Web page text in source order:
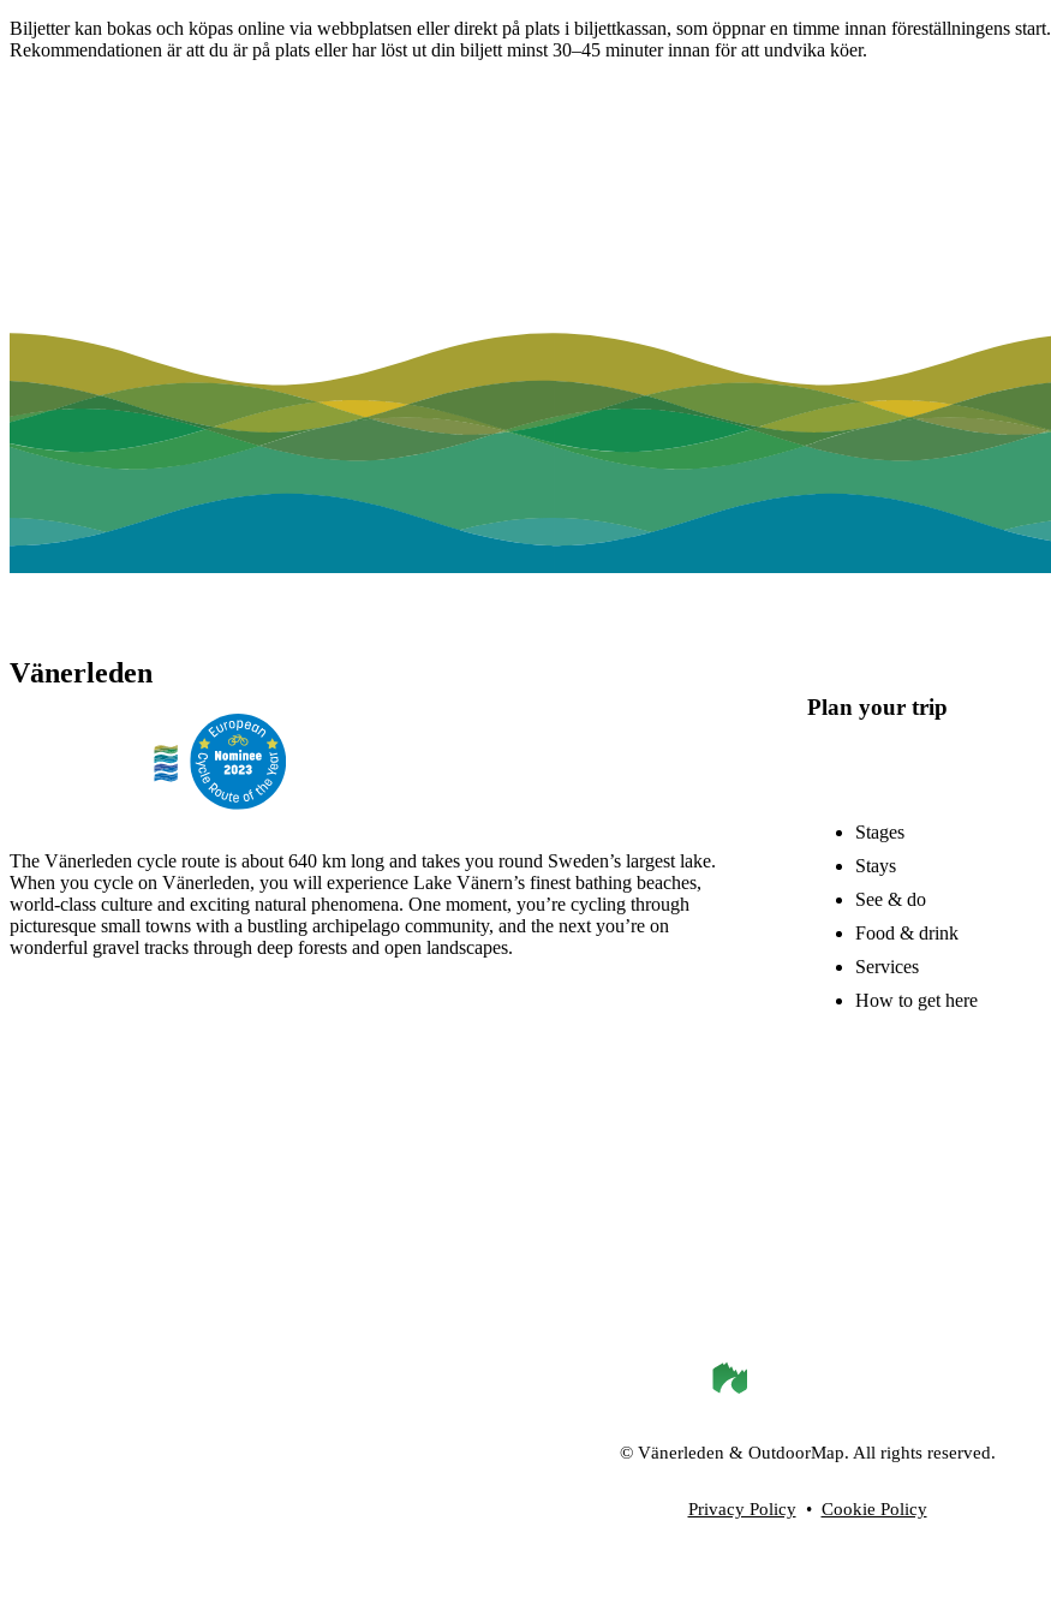
Biljetter kan bokas och köpas online via webbplatsen eller direkt på plats i biljettkassan, som öppnar en timme innan föreställningens start.
Rekommendationen är att du är på plats eller har löst ut din biljett minst 30–45 minuter innan för att undvika köer.
Vänerleden
The Vänerleden cycle route is about 640 km long and takes you round Sweden’s largest lake.
When you cycle on Vänerleden, you will experience Lake Vänern’s finest bathing beaches,
world-class culture and exciting natural phenomena. One moment, you’re cycling through
picturesque small towns with a bustling archipelago community, and the next you’re on
wonderful gravel tracks through deep forests and open landscapes.
Plan your trip
Stages
Stays
See & do
Food & drink
Services
How to get here
© Vänerleden & OutdoorMap. All rights reserved.
Privacy Policy• Cookie Policy